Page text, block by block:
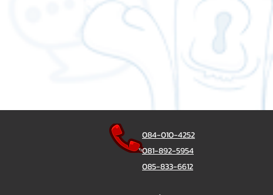
084-010-4252
081-892-5954
085-833-6612